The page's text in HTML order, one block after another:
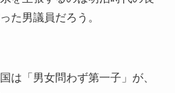
た男議員だろう。
は「男女問わず第一子」が、